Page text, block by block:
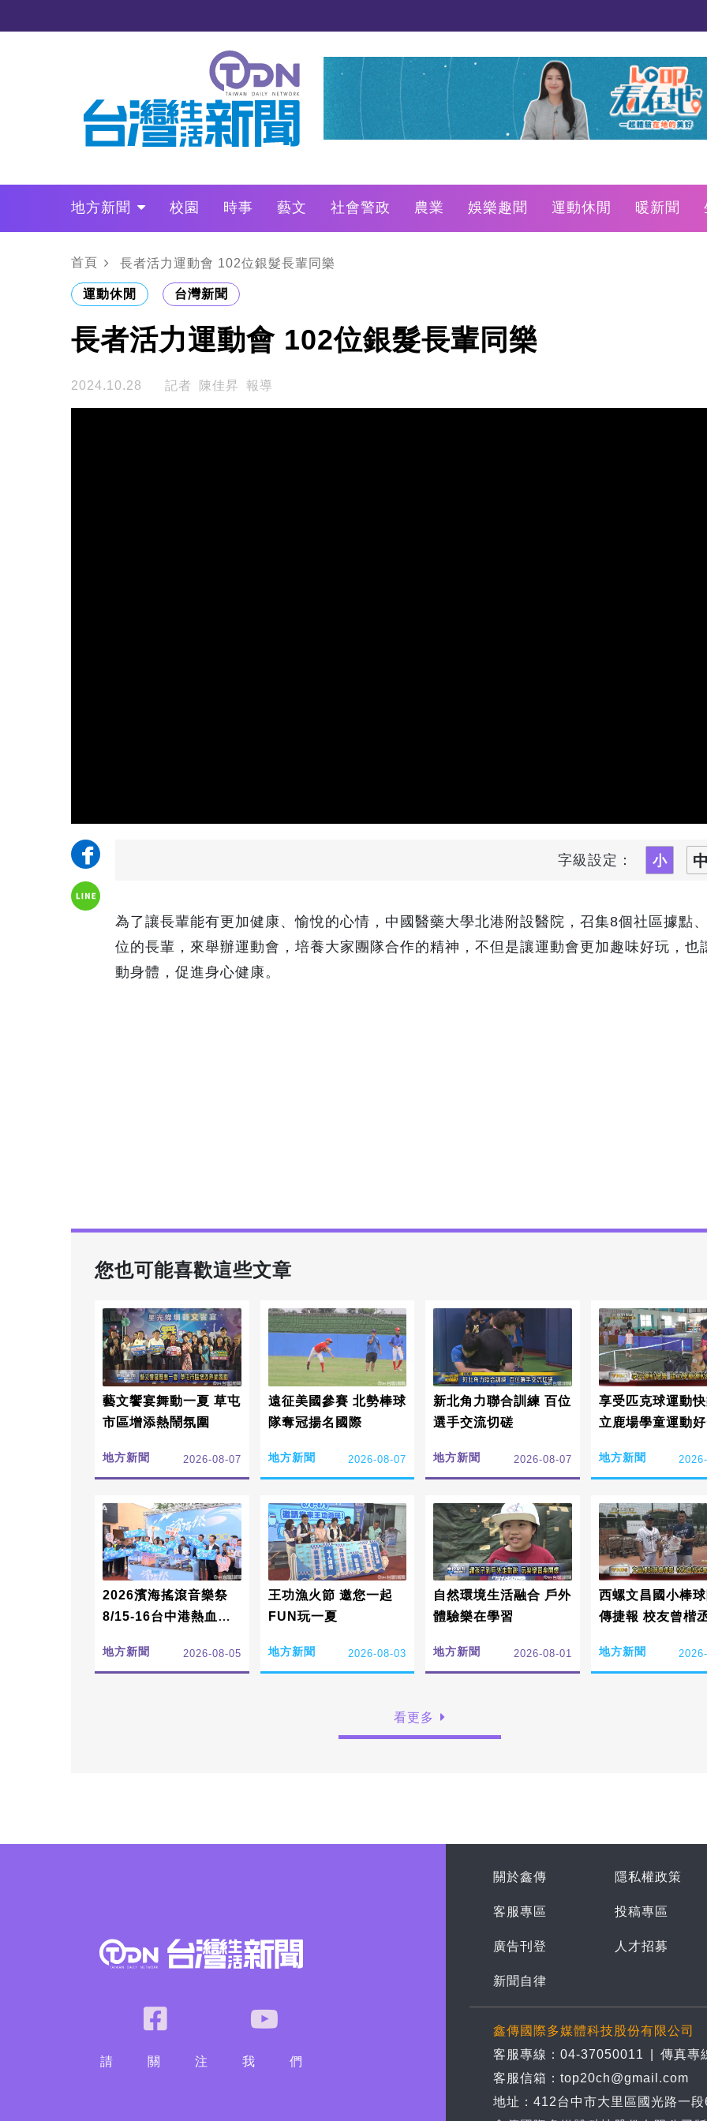
地方新聞 校園 時事 藝文 社會警政 農業 娛樂趣聞 運動休閒 暖新聞
政治
財經 LO叩敲敲門
首頁 長者活力運動會 102位銀髮長輩同樂
運動休閒 台灣新聞
長者活力運動會 102位銀髮長輩同樂
2024.10.28 記者 陳佳昇 報導
字級設定：
為了讓長輩能有更加健康、愉悅的心情，中國醫藥大學北港附設醫院，召集8個社區據點
位的長輩，來舉辦運動會，培養大家團隊合作的精神，不但是讓運動會更加趣味好玩，也
動身體，促進身心健康。
您也可能喜歡這些文章
藝文饗宴舞動一夏 草屯
市區增添熱鬧氛圍
地方新聞 2026-08-07
遠征美國參賽 北勢棒球
隊奪冠揚名國際
地方新聞 2026-08-07
新北角力聯合訓練 百位
選手交流切磋
地方新聞 2026-08-07
享受匹克球運動
立鹿場學童運動
地方新聞
2026濱海搖滾音樂祭
8/15-16台中港熱血開
地方新聞 2026-08-05
王功漁火節 邀您一起
FUN玩一夏
地方新聞 2026-08-03
自然環境生活融合 戶外
體驗樂在學習
地方新聞 2026-08-01
西螺文昌國小棒
傳捷報 校友曾楷
球錦標賽冠軍
地方新聞
看更多
請 關 注 我 們
關於鑫傳 隱私權政策
客服專區 投稿專區
廣告刊登 人才招募
新聞自律
鑫傳國際多媒體科技股份有限公司
客服專線：04-37050011
傳真專
客服信箱：top20ch@gmail.com
地址：412台中市大里區國光路一